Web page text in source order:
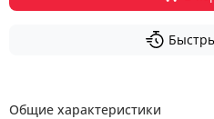
Общие характеристики